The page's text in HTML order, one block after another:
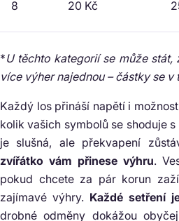
8 20 Kč
*U těchto kategorií se může stát,
více výher najednou – částky se
Každý los přináší napětí i
kolik vašich symbolů se shoduje
je slušná, ale překvapení
zvířátko vám přinese výhru.
pokud chcete za pár korun
zajímavé výhry. Každé setření
drobné odměny dokážou